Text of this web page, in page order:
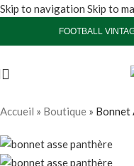
Skip to navigation Skip to
FOOTBALL
Accueil » Boutique » Bonnet